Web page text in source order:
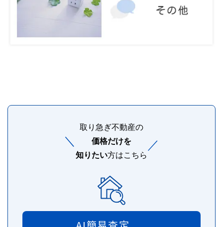
＼
取り急ぎ不動産の
価格だけを
知りたい方はこちら
／